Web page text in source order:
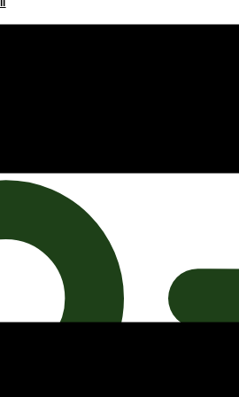
IN ZAGORIA, TERRA DI